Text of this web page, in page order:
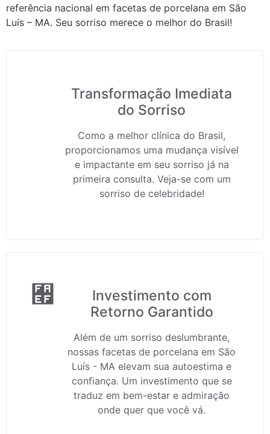
referência nacional em facetas de porcelana em São
Luís – MA. Seu sorriso merece o melhor do Brasil!
Transformação Imediata
do Sorriso
Como a melhor clínica do Brasil,
proporcionamos uma mudança visível
e impactante em seu sorriso já na
primeira consulta. Veja-se com um
sorriso de celebridade!
Investimento com
Retorno Garantido
Além de um sorriso deslumbrante,
nossas facetas de porcelana em São
Luís - MA elevam sua autoestima e
confiança. Um investimento que se
traduz em bem-estar e admiração
onde quer que você vá.